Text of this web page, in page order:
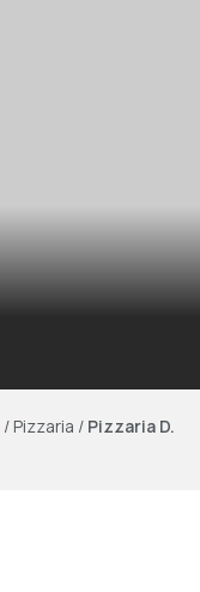
/Pizzaria / Pizzaria D.